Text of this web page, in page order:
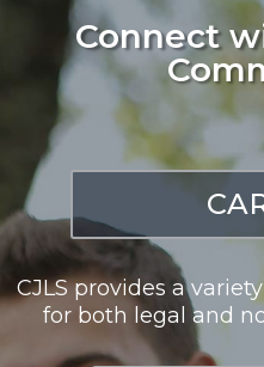
Connect
CJLS provides a
for both legal and